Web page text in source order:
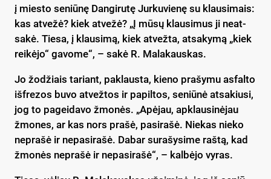
į mies­to se­niū­nę Dan­gi­ru­tę Jur­ku­vie­nę su klau­si­mais:
kas at­ve­žė? kiek at­ve­žė? „Į mū­sų klau­si­mus ji neat­
sa­kė. Tie­sa, į klau­si­mą, kiek at­vež­ta, at­sa­ky­mą „kiek
rei­kė­jo“ ga­vo­me“, – sa­kė R. Ma­la­kaus­kas.
Jo žo­džiais ta­riant, pa­klaus­ta, kie­no pra­šy­mu as­fal­to
iš­fre­zos bu­vo at­vež­tos ir pa­pil­tos, se­niū­nė at­sa­kiu­si,
jog to pa­gei­da­vo žmo­nės. „Apė­jau, ap­klau­si­nė­jau
žmo­nes, ar kas nors pra­šė, pa­si­ra­šė. Nie­kas nie­ko
ne­pra­šė ir ne­pa­si­ra­šė. Da­bar su­ra­šy­si­me raš­tą, kad
žmo­nės ne­pra­šė ir ne­pa­si­ra­šė“, – kal­bė­jo vy­ras.